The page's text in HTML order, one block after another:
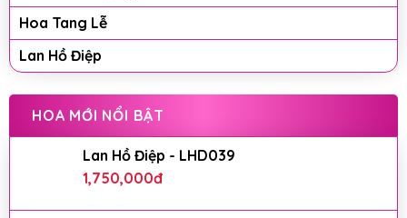
Hoa Tang Lễ
Lan Hồ Điệp
HOA MỚI NỔI BẬT
Lan Hồ Điệp - LHD039
1,750,000đ